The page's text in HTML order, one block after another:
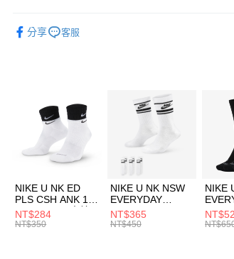
台新國際商業銀行
【關於「AFTEE先享後付」】
３．安心：先確認商品／服務後，再付款。
【「AFTEE先享後付」結帳流程】
１．於結帳方式選擇「AFTEE先享後付」後，將跳轉至「
付」結帳頁面，進行簡訊認證並確認金額後，即可完成結
２．訂單成立數日內，您將收到繳費通知簡訊。
３．收到繳費通知簡訊後14天內，點擊此簡訊中的連結，
／ATM／網路銀行／等多元方式進行付款，方視為交易完
※ 請注意：結帳手續完成當下不需立刻繳費，但若您需要
絡購買商品的店家。未經商家同意取消之訂單仍視為有效
先享後付繳納相關費用。
每筆NT$100，滿NT$1,500(含以上)免運費
每筆NT$100，滿NT$1,500(含以上)免運費
付款後門市自取
每筆NT$100，滿NT$1,500(含以上)免運費
分享 客服
NIKE U NK ED
PLS CSH ANK 1P
144 DBL 男 中統
襪 DH4058104
NT$284
NT$350
NIKE U NK NSW
EVERYDAY
ESSENTIAL CR
男女 短統襪
NT$365
NT$450
NIKE
長統